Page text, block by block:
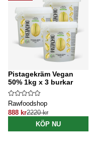
Pistagekräm Vegan
50% 1kg x 3 burkar
Rawfoodshop
888 kr2220 kr
KÖP NU